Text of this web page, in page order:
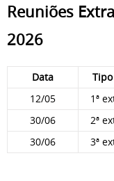
Reuniões
2026
Data
12/05
1ª
30/06
2ª
30/06
3ª